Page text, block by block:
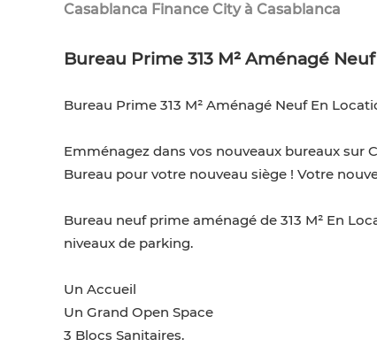
Casablanca Finance City à Casablanca
Bureau Prime 313 M² Aménagé Neuf
Bureau Prime 313 M² Aménagé Neuf En
Emménagez dans vos nouveaux bureaux sur
Bureau pour votre nouveau siège ! Votre
Bureau neuf prime aménagé de 313 M² En
niveaux de parking.
Un Accueil
Un Grand Open Space
3 Blocs Sanitaires.